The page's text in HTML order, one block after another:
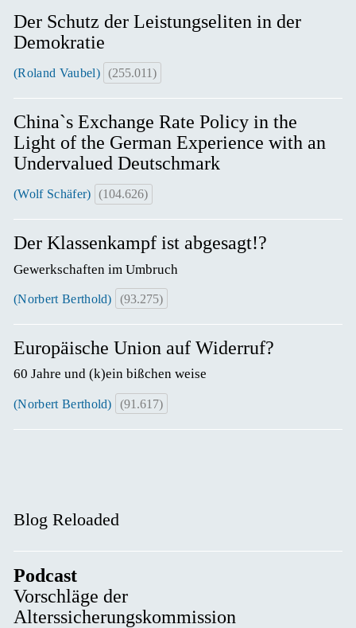
Der Schutz der Leistungseliten in der
Demokratie
(Roland Vaubel) (255.011)
China`s Exchange Rate Policy in the
Light of the German Experience with an
Undervalued Deutschmark
(Wolf Schäfer) (104.626)
Der Klassenkampf ist abgesagt!?
Gewerkschaften im Umbruch
(Norbert Berthold) (93.275)
Europäische Union auf Widerruf?
60 Jahre und (k)ein bißchen weise
(Norbert Berthold) (91.617)
Blog Reloaded
Podcast
Vorschläge der
Alterssicherungskommission